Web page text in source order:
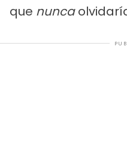
que nunca